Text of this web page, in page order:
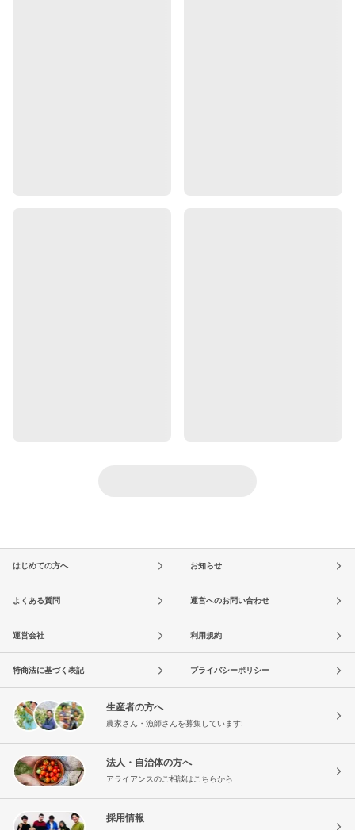
はじめての方へ お知らせ
よくある質問 運営へのお問い合わせ
運営会社 利用規約
特商法に基づく表記 プライバシーポリシー
生産者の方へ
農家さん・漁師さんを募集しています!
法人・自治体の方へ
アライアンスのご相談はこちらから
採用情報